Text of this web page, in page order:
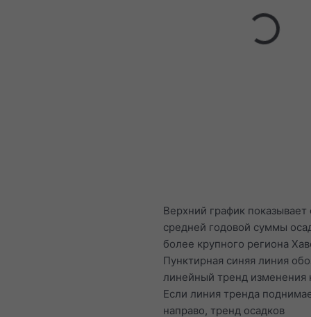
Верхний график показывает
средней годовой суммы
более крупного региона
Пунктирная синяя линия
линейный тренд изменения
Если линия тренда
направо, тренд осадков